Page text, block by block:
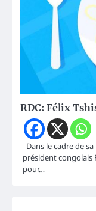
RDC: Félix
Dans le cadre de
président congolais
pour…